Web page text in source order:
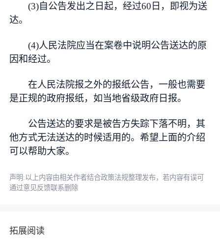
(3)自公告发出之日起，经过60日，即视为送
达。
(4)人民法院应当在案卷中说明公告送达的原
因和经过。
在人民法院报之外的报纸公告，一般也需要
是正规的政府报纸，如当地省级政府日报。
公告送达的要求是被告方失踪下落不明，其
他方式无法送达的时候适用的。希望上面的介绍
可以帮助大家。
声明:以上内容由相关作者结合政策法规整理发布，若内容有误可
通过意见反馈联系删除
拓展阅读